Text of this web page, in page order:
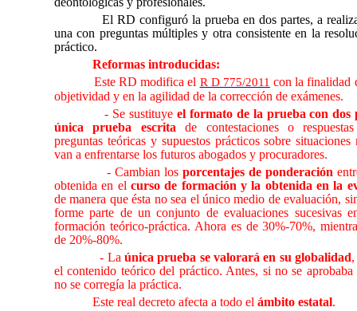
El RD configuró la prueba en dos partes, a
una con preguntas múltiples y otra consistente en la
práctico.
Reformas introducidas:
Este RD modifica el R D 775/2011 con la finalidad
objetividad y en la agilidad de la corrección de exámenes.
- Se sustituyeel formato de la prueba con dos
única prueba escritade contestaciones o
preguntas teóricas y supuestos prácticos sobre situaciones
van a enfrentarse los futuros abogados y procuradores.
- Cambian los porcentajes de ponderación
obtenida en el curso de formación y la obtenida en la
de manera que ésta no sea el único medio de evaluación,
forme parte de un conjunto de evaluaciones sucesivas
formación teórico-práctica. Ahora es de 30%-70%,
de 20%-80%.
- La única prueba se valorará en su globalidad
el contenido teórico del práctico. Antes, si no se aprobaba
no se corregía la práctica.
Este real decreto afecta a todo el ámbito estatal.